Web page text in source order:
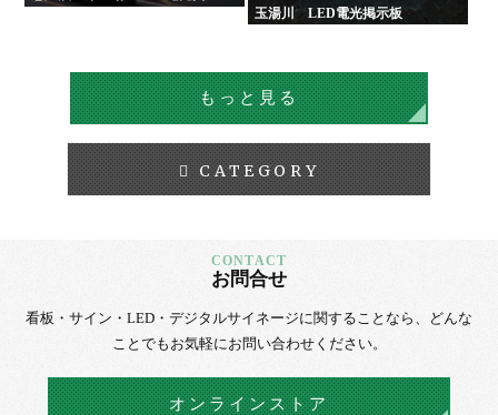
板
玉湯川 LED電光掲示板
もっと見る
CATEGORY
お問合せ
看板・サイン・LED・デジタルサイネージに関することなら、
どんな
ことでもお気軽にお問い合わせください。
オンラインストア